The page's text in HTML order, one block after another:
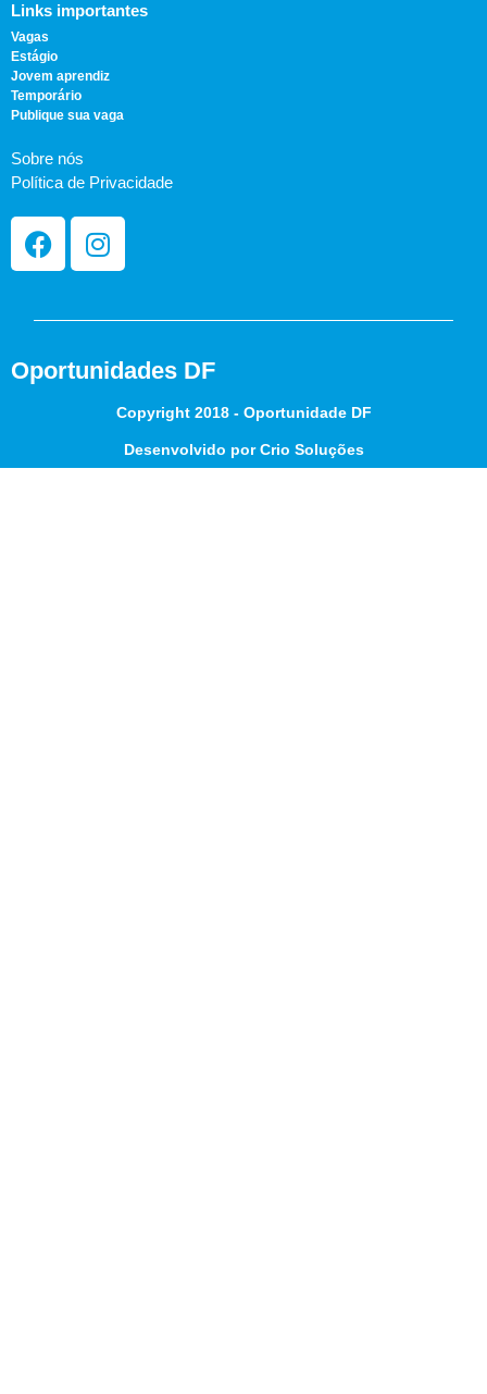
Links importantes
Vagas
Estágio
Jovem aprendiz
Temporário
Publique sua vaga
Sobre nós
Política de Privacidade
Oportunidades DF
Copyright 2018 - Oportunidade DF
Desenvolvido por Crio Soluções